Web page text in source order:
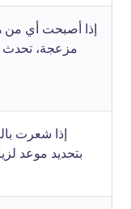
إذا أصبحت أي من
مزعجة، تحدث
إذا شعرت
بتحديد موعد